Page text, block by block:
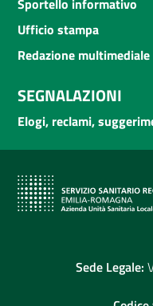
Ufficio stampa
Redazione multimediale
SEGNALAZIONI
Elogi, reclami,
Sede Legale: